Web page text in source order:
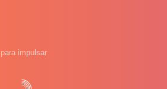
impulsar